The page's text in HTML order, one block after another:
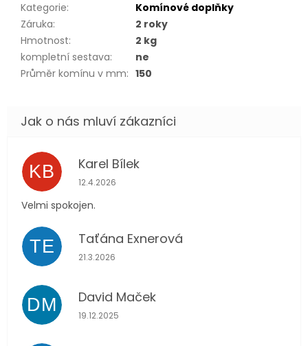
Kategorie:
Komínové doplňky
Záruka:
2 roky
Hmotnost:
2 kg
kompletní sestava:
ne
Průměr komínu v mm: 150
KB Karel Bílek
Hodnocení obchodu je 5 z 5 hvězdiček.
12.4.2026
Velmi spokojen.
TE Taťána Exnerová
Hodnocení obchodu je 5 z 5 hvězdiček.
21.3.2026
DM David Maček
Hodnocení obchodu je 5 z 5 hvězdiček.
19.12.2025